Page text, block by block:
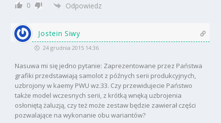
0 Odpowiedz
Jostein Siwy
24 grudnia 2015 14:36
Nasuwa mi się jedno pytanie: Zaprezentowane przez Państwa
grafiki przedstawiają samolot z późnych serii produkcyjnych,
uzbrojony w kaemy PWU wz.33. Czy przewidujecie Państwo
także model wczesnych serii, z krótką wnęką uzbrojenia
osłoniętą żaluzją, czy też może zestaw będzie zawierał części
pozwalające na wykonanie obu wariantów?